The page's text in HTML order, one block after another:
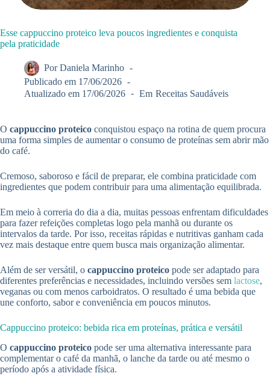
Esse cappuccino proteico leva poucos ingredientes e conquista
pela praticidade
Por Daniela Marinho
Publicado em 17/06/2026
Atualizado em 17/06/2026 Em Receitas Saudáveis
O cappuccino proteico conquistou espaço na rotina de quem procura
uma forma simples de aumentar o consumo de proteínas sem abrir mão
do café.
Cremoso, saboroso e fácil de preparar, ele combina praticidade com
ingredientes que podem contribuir para uma alimentação equilibrada.
Em meio à correria do dia a dia, muitas pessoas enfrentam dificuldades
para fazer refeições completas logo pela manhã ou durante os
intervalos da tarde. Por isso, receitas rápidas e nutritivas ganham cada
vez mais destaque entre quem busca mais organização alimentar.
Além de ser versátil, o cappuccino proteico pode ser adaptado para
diferentes preferências e necessidades, incluindo versões sem lactose,
veganas ou com menos carboidratos. O resultado é uma bebida que
une conforto, sabor e conveniência em poucos minutos.
Cappuccino proteico: bebida rica em proteínas, prática e versátil
O cappuccino proteico pode ser uma alternativa interessante para
complementar o café da manhã, o lanche da tarde ou até mesmo o
período após a atividade física.